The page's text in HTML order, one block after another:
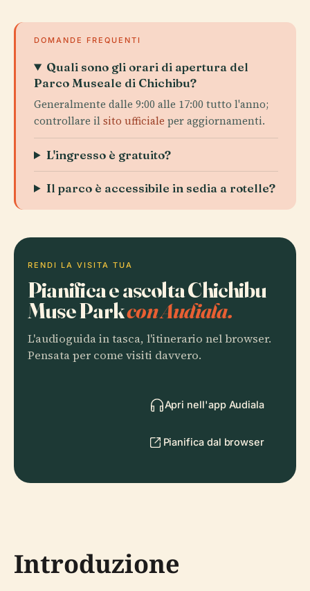
DOMANDE FREQUENTI
Quali sono gli orari di apertura del
Parco Museale di Chichibu?
Generalmente dalle 9:00 alle 17:00 tutto l'anno;
controllare ilsito ufficiale per aggiornamenti.
L'ingresso è gratuito?
Il parco è accessibile in sedia a rotelle?
RENDI LA VISITA TUA
Pianifica e ascolta Chichibu
Muse Parkcon Audiala.
L'audioguida in tasca, l'itinerario nel browser.
Pensata per come visiti davvero.
Apri nell'app Audiala
Pianifica dal browser
Introduzione